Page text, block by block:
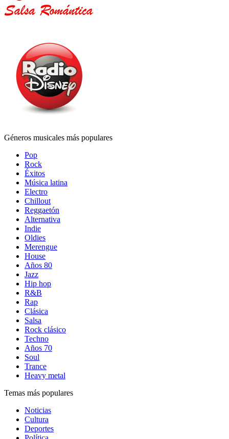
Géneros musicales más populares
Pop
Rock
Éxitos
Música latina
Electro
Chillout
Reggaetón
Alternativa
Indie
Oldies
Merengue
House
Años 80
Jazz
Hip hop
R&B
Rap
Clásica
Salsa
Rock clásico
Techno
Años 70
Soul
Trance
Heavy metal
Temas más populares
Noticias
Cultura
Deportes